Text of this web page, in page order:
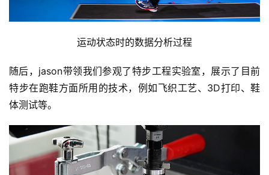
运动状态时的数据分析过程
随后，jason带领我们参观了特步工程实验室，展示了目前
特步在跑鞋方面所用的技术，例如飞织工艺、3D打印、鞋
体测试等。